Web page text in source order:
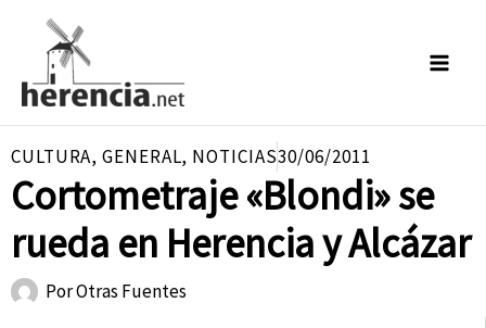
contenido
CULTURA,GENERAL, NOTICIAS30/06/2011
Cortometraje «Blondi» se
rueda en Herencia y Alcázar
PorOtras Fuentes